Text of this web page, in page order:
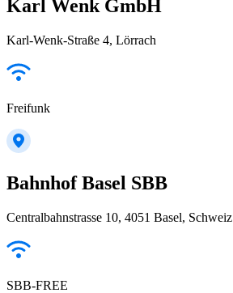
Karl Wenk GmbH
Karl-Wenk-Straße 4, Lörrach
Freifunk
Bahnhof Basel SBB
Centralbahnstrasse 10, 4051 Basel, Schweiz
SBB-FREE